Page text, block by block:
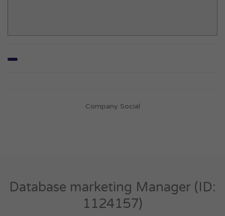
Company Social
Database marketing Manager (ID:
1124157)